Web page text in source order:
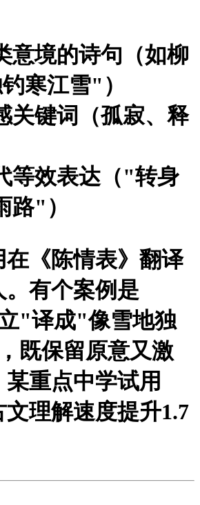
意境的诗句（如柳
寒江雪"）
关键词（孤寂、释
等效表达（"转身
路"）
《陈情表》翻译
。有个案例是
"译成"像雪地独
既保留原意又激
重点中学试用
文理解速度提升1.7